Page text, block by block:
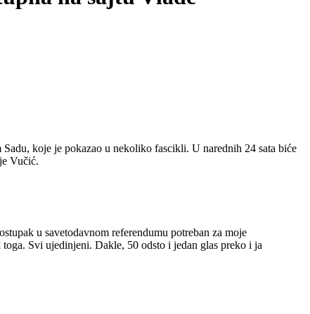
koje je pokazao u nekoliko fascikli. U narednih 24 sata biće
Vučić.
u savetodavnom referendumu potreban za moje
Svi ujedinjeni. Dakle, 50 odsto i jedan glas preko i ja